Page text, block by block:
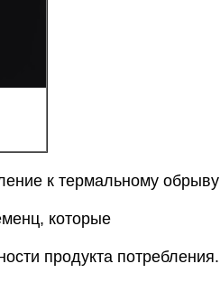
к термальному обрыву
которые
продукта потребления.